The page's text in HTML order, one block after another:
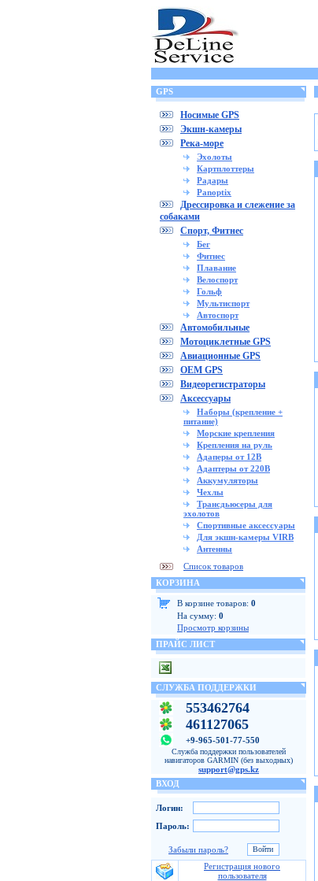
GPS
Носимые GPS
Экшн-камеры
Река-море
Эхолоты
Картплоттеры
Радары
Panoptix
Дрессировка и слежение за
собаками
Спорт, Фитнес
Бег
Фитнес
Плавание
Велоспорт
Гольф
Мультиспорт
Автоспорт
Автомобильные
Мотоциклетные GPS
Авиационные GPS
OEM GPS
Видеорегистраторы
Аксессуары
Наборы (крепление +
питание)
Морские крепления
Крепления на руль
Адаперы от 12В
Адаптеры от 220В
Аккумуляторы
Чехлы
Трансдьюсеры для
эхолотов
Спортивные аксессуары
Для экшн-камеры VIRB
Антенны
Список товаров
КОРЗИНА
В корзине товаров: 0
На сумму: 0
Просмотр корзины
ПРАЙС ЛИСТ
СЛУЖБА ПОДДЕРЖКИ
553462764
461127065
+9-965-501-77-550
Служба поддержки пользователей
навигаторов GARMIN (без выходных)
support@gps.kz
ВХОД
Логин:
Пароль:
Забыли пароль?
Регистрация нового
пользователя